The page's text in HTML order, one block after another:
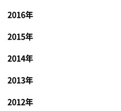
2016年
2015年
2014年
2013年
2012年